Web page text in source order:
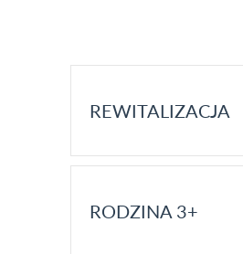
REWITALIZACJA
RODZINA 3+